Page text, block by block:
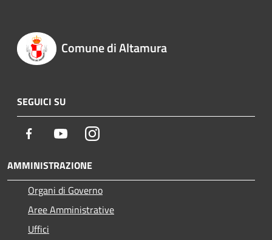
Comune di Altamura
SEGUICI SU
Facebook YoutubeInstagram
AMMINISTRAZIONE
Organi di Governo
Aree Amministrative
Uffici